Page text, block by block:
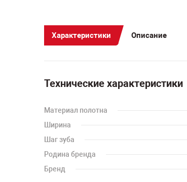
Характеристики Описание
Технические характеристики
Материал полотна
Ширина
Шаг зуба
Родина бренда
Бренд